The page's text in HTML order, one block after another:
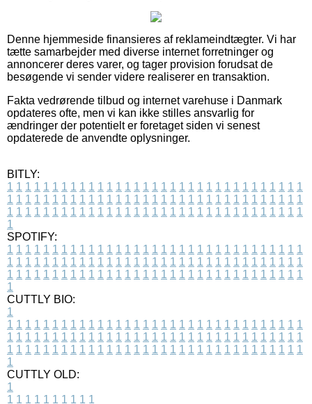
Denne hjemmeside finansieres af reklameindtægter. Vi har
tætte samarbejder med diverse internet forretninger og
annoncerer deres varer, og tager provision forudsat de
besøgende vi sender videre realiserer en transaktion.
Fakta vedrørende tilbud og internet varehuse i Danmark
opdateres ofte, men vi kan ikke stilles ansvarlig for
ændringer der potentielt er foretaget siden vi senest
opdaterede de anvendte oplysninger.
BITLY:
1 1 1 1 1 1 1 1 1 1 1 1 1 1 1 1 1 1 1 1 1 1 1 1 1 1 1 1 1 1 1 1 1
1 1 1 1 1 1 1 1 1 1 1 1 1 1 1 1 1 1 1 1 1 1 1 1 1 1 1 1 1 1 1 1 1
1 1 1 1 1 1 1 1 1 1 1 1 1 1 1 1 1 1 1 1 1 1 1 1 1 1 1 1 1 1 1 1 1
1
SPOTIFY:
1 1 1 1 1 1 1 1 1 1 1 1 1 1 1 1 1 1 1 1 1 1 1 1 1 1 1 1 1 1 1 1 1
1 1 1 1 1 1 1 1 1 1 1 1 1 1 1 1 1 1 1 1 1 1 1 1 1 1 1 1 1 1 1 1 1
1 1 1 1 1 1 1 1 1 1 1 1 1 1 1 1 1 1 1 1 1 1 1 1 1 1 1 1 1 1 1 1 1
1
CUTTLY BIO:
1
1 1 1 1 1 1 1 1 1 1 1 1 1 1 1 1 1 1 1 1 1 1 1 1 1 1 1 1 1 1 1 1 1
1 1 1 1 1 1 1 1 1 1 1 1 1 1 1 1 1 1 1 1 1 1 1 1 1 1 1 1 1 1 1 1 1
1 1 1 1 1 1 1 1 1 1 1 1 1 1 1 1 1 1 1 1 1 1 1 1 1 1 1 1 1 1 1 1 1
1
CUTTLY OLD:
1
1 1 1 1 1 1 1 1 1 1